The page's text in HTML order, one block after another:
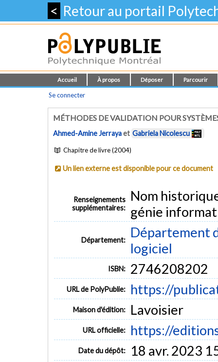
< Retour au portail
Accueil À propos Déposer Parcourir
Se connecter
MÉTHODES DE VALIDATION POUR
Ahmed-Amine Jerrayaet Gabriela Nicolescu
Chapitre de livre (2004)
Un lien externe est disponible pour ce document
Renseignements
supplémentaires:
Nom
génie
Département:
Département
logiciel
ISBN: 2746208202
URL de PolyPublie: https://
Maison d'édition: Lavoisier
URL officielle: https://
Date du dépôt: 18 avr. 2023